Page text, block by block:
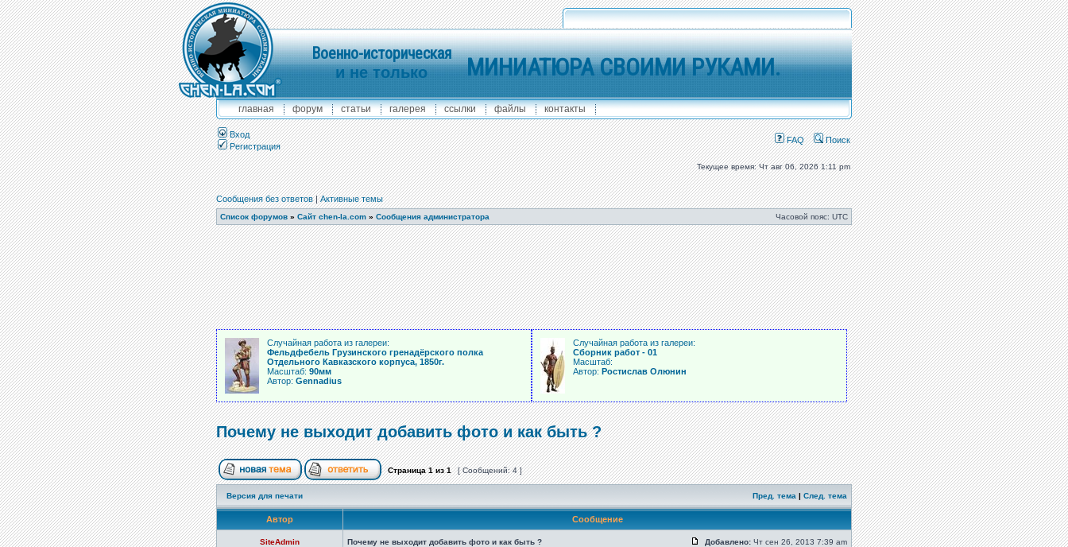
Военно-историческая
и не только МИНИАТЮРА СВОИМИ РУКАМИ.
главная форум статьи галерея ссылки файлы контакты
Вход
Регистрация
FAQ Поиск
Текущее время: Чт авг 06, 2026 1:11 pm
Сообщения без ответов|Активные темы
Список форумов » Сайт chen-la.com » Сообщения администратора Часовой пояс: UTC
Случайная работа из галереи:
Фельдфебель Грузинского гренадёрского полка
Отдельного Кавказского корпуса, 1850г.
Масштаб: 90мм
Автор: Gennadius
Случайная работа из галереи:
Сборник работ - 01
Масштаб:
Автор: Ростислав Олюнин
Почему не выходит добавить фото и как быть ?
Страница1из1 [ Сообщений: 4 ]
Версия для печати Пред. тема | След. тема
Автор Сообщение
SiteAdmin Почему не выходит добавить фото и как быть ? Добавлено: Чт сен 26, 2013 7:39 am